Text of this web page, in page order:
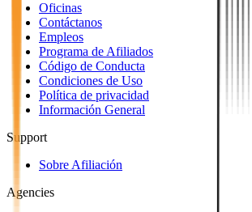
Oficinas
Contáctanos
Empleos
Programa de Afiliados
Código de Conducta
Condiciones de Uso
Política de privacidad
Información General
Support
Sobre Afiliación
Agencies